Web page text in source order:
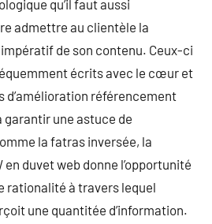
qu’il faut aussi
admettre au clientèle la
de son contenu. Ceux-ci
écrits avec le cœur et
d’amélioration référencement
garantir une astuce de
la fatras inversée, la
duvet web donne l’opportunité
rationalité à travers lequel
une quantitée d’information.